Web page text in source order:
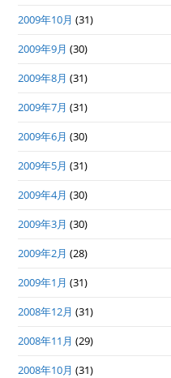
2009年10月 (31)
2009年9月 (30)
2009年8月 (31)
2009年7月 (31)
2009年6月 (30)
2009年5月 (31)
2009年4月 (30)
2009年3月 (30)
2009年2月 (28)
2009年1月 (31)
2008年12月 (31)
2008年11月 (29)
2008年10月 (31)